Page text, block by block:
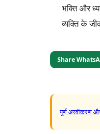
भक्ति और
व्यक्ति के
Share
पूर्ण अस्वीकरण